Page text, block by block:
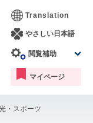
Translation
やさしい日本語
閲覧補助
マイページ
・スポーツ